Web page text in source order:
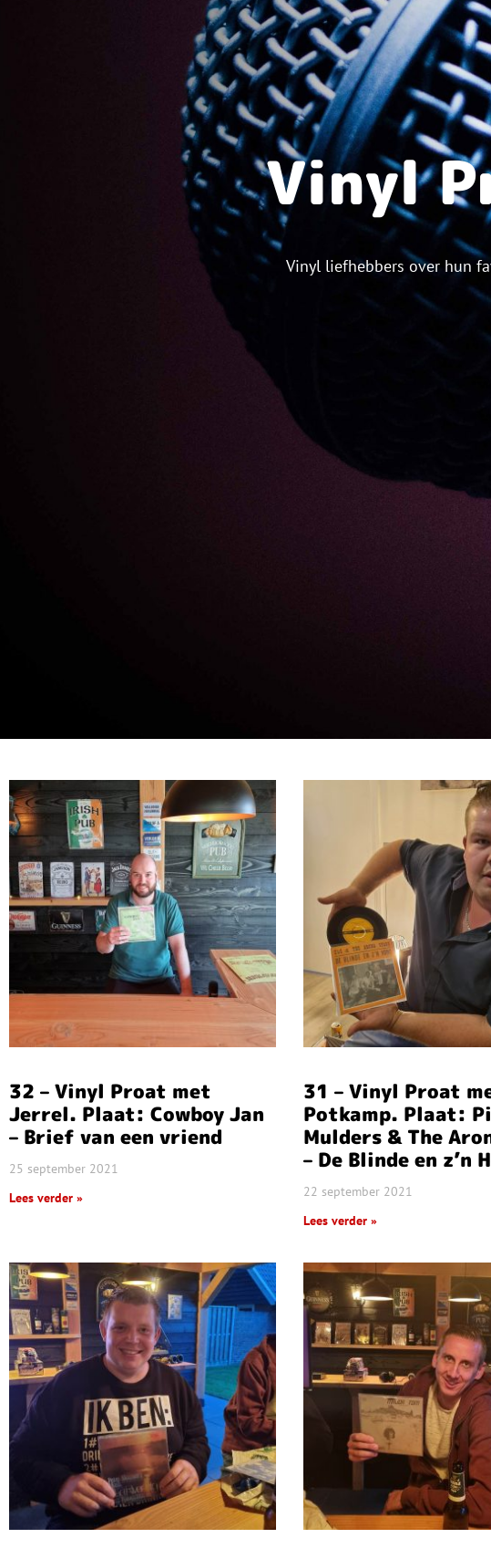
Vinyl
Vinyl liefhebbers over hun
32 – Vinyl Proat met
Jerrel. Plaat: Cowboy Jan
– Brief van een vriend
25 september 2021
Lees verder »
31 – Vinyl Proat
Potkamp. Plaat:
Mulders & The
– De Blinde en z’n
22 september 2021
Lees verder »